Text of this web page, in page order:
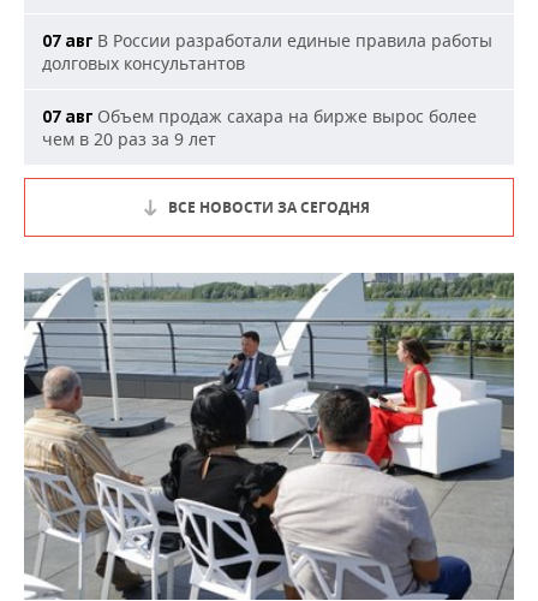
07 авг В России разработали единые правила работы
долговых консультантов
07 авг Объем продаж сахара на бирже вырос более
чем в 20 раз за 9 лет
ВСЕ НОВОСТИ ЗА СЕГОДНЯ